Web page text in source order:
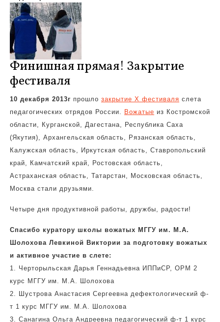
Финишная прямая! Закрытие
фестиваля
10 декабря 2013г прошло закрытие X фестиваля слета
педагогических отрядов России. Вожатые из Костромской
области, Курганской, Дагестана, Республика Саха
(Якутия), Архангельская область, Рязанская область,
Калужская область, Иркутская область, Ставропольский
край, Камчатский край, Ростовская область,
Астраханская область, Татарстан, Московская область,
Москва стали друзьями.
Четыре дня продуктивной работы, дружбы, радости!
Спасибо куратору школы вожатых МГГУ им. М.А.
Шолохова Левкиной Виктории за подготовку вожатых
и активное участие в слете:
1. Черторыльская Дарья Геннадьевна ИППиСР, ОРМ 2
курс МГГУ им. М.А. Шолохова
2. Шустрова Анастасия Сергеевна дефектологический ф-
т 1 курс МГГУ им. М.А. Шолохова
3. Санагина Ольга Андреевна педагогический ф-т 1 курс